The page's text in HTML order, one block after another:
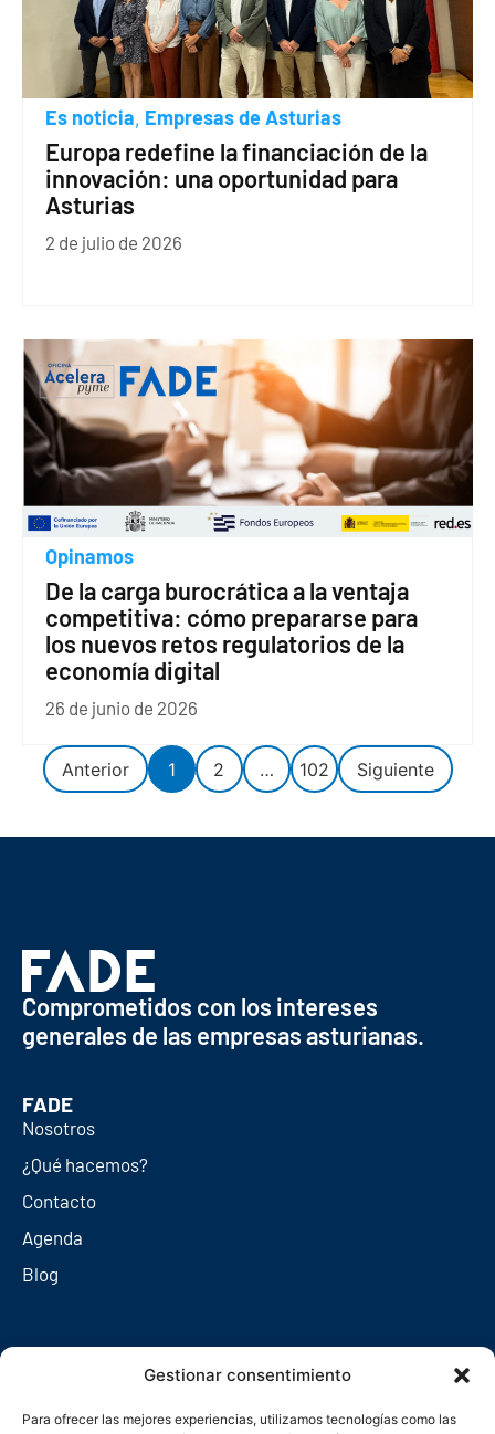
Gestionar consentimiento
Para ofrecer las mejores experiencias, utilizamos tecnologías como las
Es noticia, Empresas de Asturias
Europa redefine la financiación de la
innovación: una oportunidad para
Asturias
2 de julio de 2026
Opinamos
De la carga burocrática a la ventaja
competitiva: cómo prepararse para
los nuevos retos regulatorios de la
economía digital
26 de junio de 2026
Anterior 1 2 … 102 Siguiente
Comprometidos con los intereses
generales de las empresas asturianas.
FADE
Nosotros
¿Qué hacemos?
Contacto
Agenda
Blog
Redes sociales